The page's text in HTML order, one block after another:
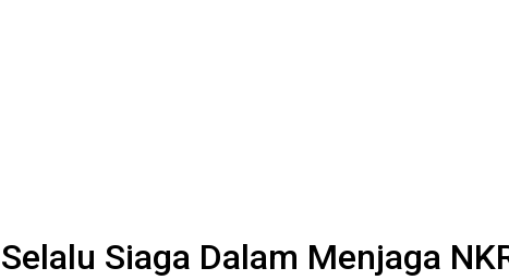
Siaga Dalam Menjaga